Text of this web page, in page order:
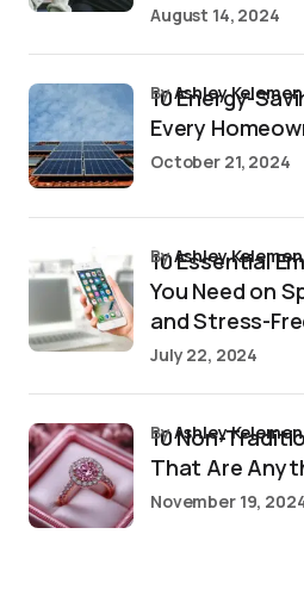
August 14, 2024
10 Energy-
Every
byAshley Kelemen
October 21, 2024
10 Essential
You Need on
and Stress-
byAshley Kelemen
July 22, 2024
10 Non-
That Are
byAshley Kelemen
November 19,